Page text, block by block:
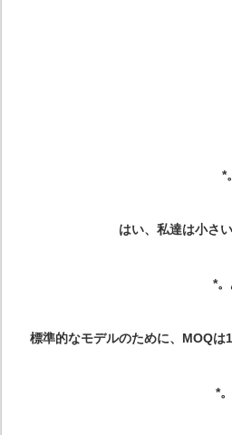
*
はい、私達は小さ
*
標準的なモデルのために、MOQ
*